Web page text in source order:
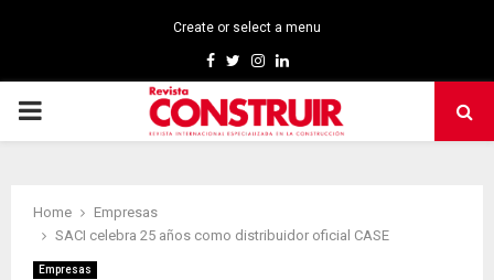
Create or select a menu
Facebook
TwitterInstagram
Linkedin
PRIMARY
Home
Empresas
SACI celebra 25 años como distribuidor oficial CASE
Empresas